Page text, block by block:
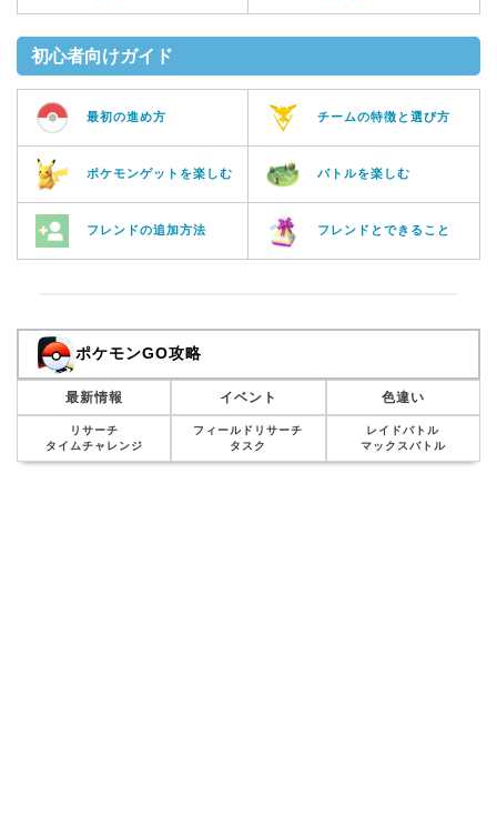
初心者向けガイド
最初の進め方 チームの特徴と選び方
ポケモンゲットを楽しむ バトルを楽しむ
フレンドの追加方法 フレンドとできること
ポケモンGO攻略
最新情報 イベント 色違い
リサーチ
タイムチャレンジ
フィールドリサーチ
タスク
レイドバトル
マックスバトル